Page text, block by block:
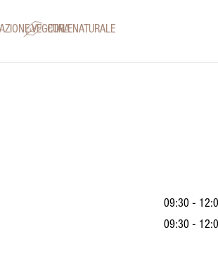
VEGETALE
CURA NATURALE
09:30 -
09:30 -